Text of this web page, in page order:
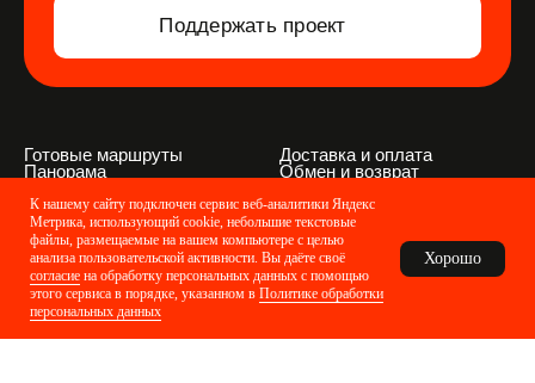
К нашему сайту подключен сервис веб-аналитики Яндекс
Метрика, использующий cookie, небольшие текстовые
файлы, размещаемые на вашем компьютере с целью
анализа пользовательской активности. Вы даёте своё
согласие на обработку персональных данных с помощью
этого сервиса в порядке, указанном в Политике обработки
персональных данных
Хорошо